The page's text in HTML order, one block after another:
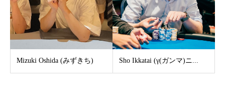
Mizuki Oshida (みずきち) Sho Ikkatai (γ(ガンマ)ニ...